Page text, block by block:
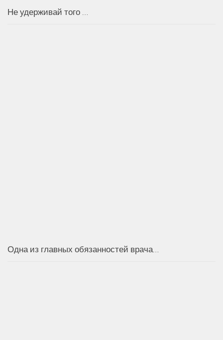
Не удерживай того …
Одна из главных обязанностей врача…